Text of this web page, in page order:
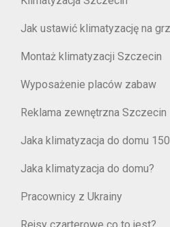
Jak ustawić klimatyzację na
Montaż klimatyzacji Szczecin
Wyposażenie placów zabaw
Reklama zewnętrzna Szczecin
Jaka klimatyzacja do domu
Jaka klimatyzacja do domu?
Pracownicy z Ukrainy